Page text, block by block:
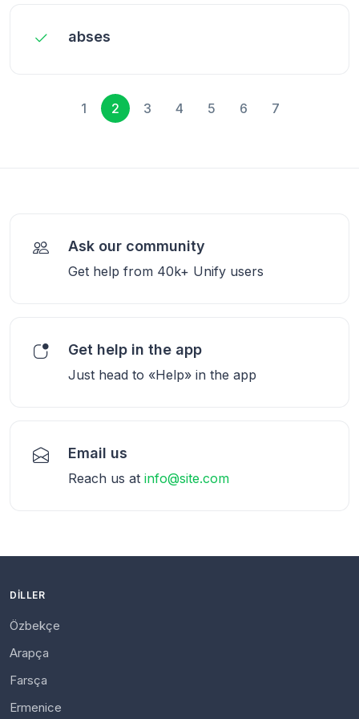
abses
1 2 3 4 5 6 7
Ask our community
Get help from 40k+ Unify users
Get help in the app
Just head to «Help» in the app
Email us
Reach us at info@site.com
DILLER
Özbekçe
Arapça
Farsça
Ermenice